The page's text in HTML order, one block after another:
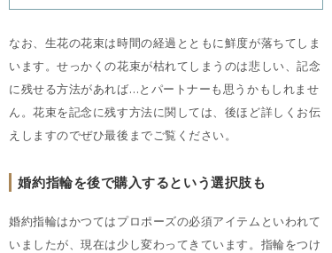
なお、生花の花束は時間の経過とともに鮮度が落ちてしま
います。せっかくの花束が枯れてしまうのは悲しい、記念
に残せる方法があれば…とパートナーも思うかもしれませ
ん。花束を記念に残す方法に関しては、後ほど詳しくお伝
えしますのでぜひ最後までご覧ください。
婚約指輪を後で購入するという選択肢も
婚約指輪はかつてはプロポーズの必須アイテムといわれて
いましたが、現在は少し変わってきています。指輪をつけ